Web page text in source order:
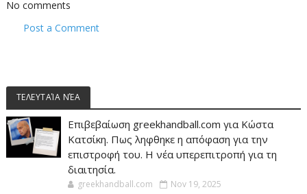
No comments
Post a Comment
ΤΕΛΕΥΤΑΊΑ ΝΈΑ
Επιβεβαίωση greekhandball.com για Κώστα
Κατσίκη. Πως ληφθηκε η απόφαση για την
επιστροφή του. Η νέα υπερεπιτροπή για τη
διαιτησία.
greekhandball.com Nov 19, 2025